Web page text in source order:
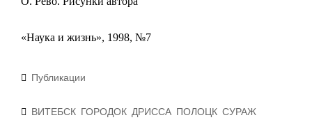
«Наука и жизнь», 1998, №7
Рубрики
Публикации
Метки
ВИТЕБСК ГОРОДОК ДРИССА ПОЛОЦК СУРАЖ